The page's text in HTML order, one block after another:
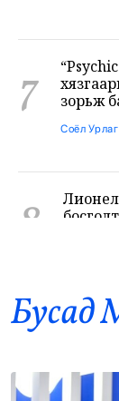
7
зорьж
Соёл Урлаг
8 Дэлхий /
9
дахин
ангид
Бусад